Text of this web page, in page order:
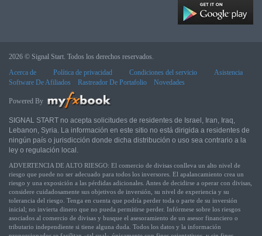
2026 © Signal Start. Todos los derechos reservados.
Acerca de
Política de privacidad Condiciones del servicio
Asistencia
Software De Afiliados
Rastreador De Portafolio Novedades
Powered By
SIGNAL START no acepta solicitudes de residentes de Israel, Iran, Iraq,
Lebanon, Syria. La información en este sitio no está dirigida a residentes de
ningún país o jurisdicción donde dicha distribución o uso sea contrario a la
ley o regulación local.
ADVERTENCIA DE ALTO RIESGO: El comercio de divisas conlleva un alto nivel de
riesgo que puede no ser adecuado para todos los inversores. El apalancamiento crea un
riesgo y una exposición a las pérdidas adicionales. Antes de decidirse a operar con divisas,
considere cuidadosamente sus objetivos de inversión, su nivel de experiencia y su
tolerancia del riesgo. Tenga en cuenta que podría perder toda o parte de su inversión
inicial; no invierta dinero que no pueda permitirse perder. Infórmese sobre los riesgos
asociados al comercio de divisas y busque el asesoramiento de un asesor financiero o
tributario independiente si tiene alguna duda. Todos los datos y la información